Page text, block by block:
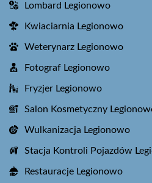
Lombard Legionowo
Kwiaciarnia Legionowo
Weterynarz Legionowo
Fotograf Legionowo
Fryzjer Legionowo
Salon Kosmetyczny
Wulkanizacja Legionowo
Stacja Kontroli Pojazdów
Restauracje Legionowo